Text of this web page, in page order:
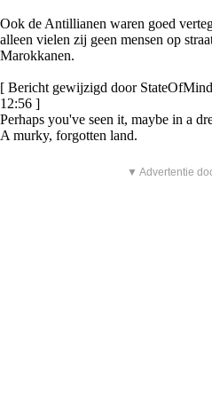
Ook de Antillianen waren goed
alleen vielen zij geen mensen op
Marokkanen.
[ Bericht gewijzigd door
12:56 ]
Perhaps you've seen it, maybe in a
A murky, forgotten land.
▼ Advertentie